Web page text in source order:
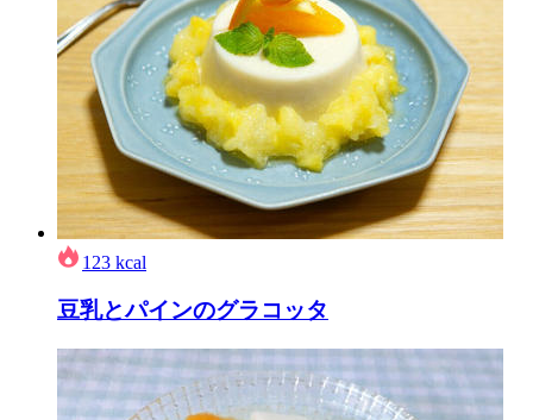
123 kcal
豆乳とパインのグラコッタ